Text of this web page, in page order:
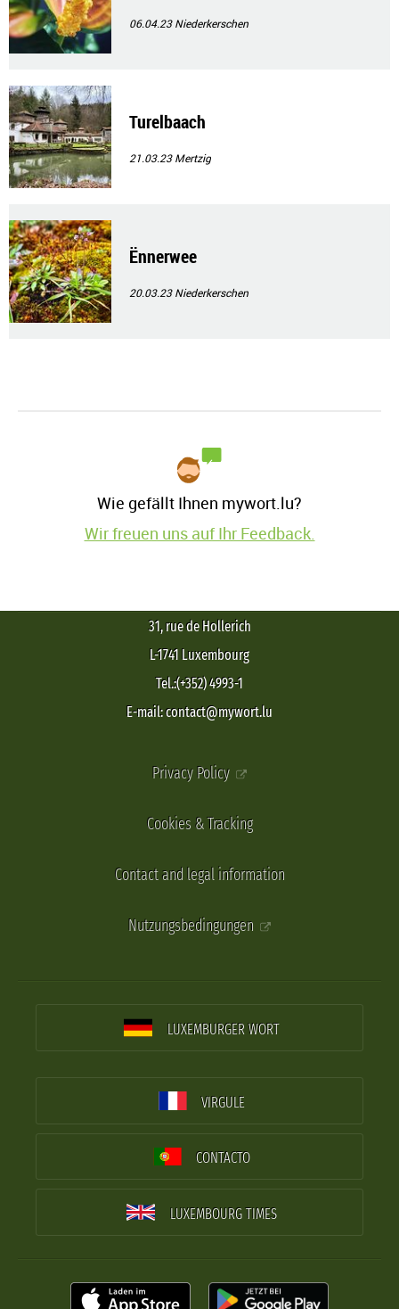
06.04.23Niederkerschen
Turelbaach
21.03.23Mertzig
Ënnerwee
20.03.23Niederkerschen
Wie gefällt Ihnen mywort.lu?
Wir freuen uns auf Ihr Feedback.
31, rue de Hollerich
L-1741 Luxembourg
Tel.:(+352) 4993-1
E-mail: contact@mywort.lu
Privacy Policy
Cookies & Tracking
Contact and legal information
Nutzungsbedingungen
LUXEMBURGER WORT
VIRGULE
CONTACTO
LUXEMBOURG TIMES